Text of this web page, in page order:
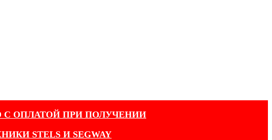
С ОПЛАТОЙ ПРИ ПОЛУЧЕНИИ
STELS И SEGWAY